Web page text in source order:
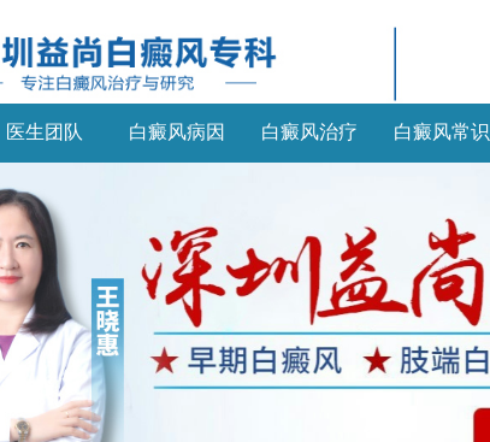
医生团队 白癜风病因 白癜风治疗 白癜风常识